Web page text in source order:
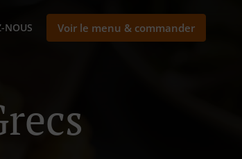
NOUS Voir le menu & commander